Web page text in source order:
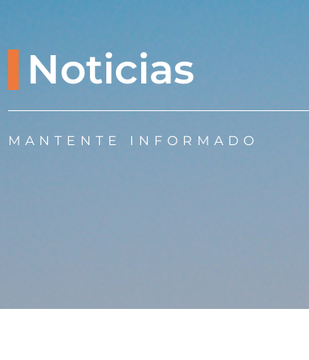
Noticias
MANTENTE INFORMADO